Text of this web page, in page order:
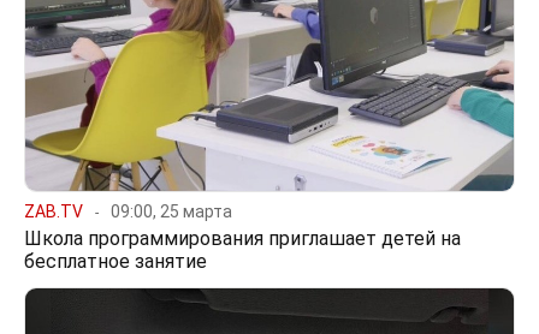
ZAB.TV 09:00, 25 марта
Школа программирования приглашает детей на
бесплатное занятие